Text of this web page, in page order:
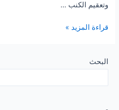
وتعقيم الكنب …
شركة
بالدمام
قراءة المزيد »
البحث